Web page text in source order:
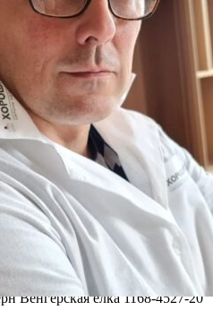
РЕСТАВРАЦИЯ
ВМЯТИН НА ПАРКЕТЕ.
И ТВЕРДЫМ ВОСКОМ
елка (90°) Дуб Барселона
Breathe collection) Масло
Венгерская елка 1168-4527-20